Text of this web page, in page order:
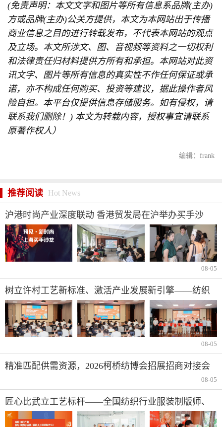
(免责声明：本文文字和图片等所有信息系品牌(主办)
方或品牌(主办)公关方提供，本文为本网站出于传播
商业信息之目的进行转载发布，不代表本网站的观点
及立场。本文所涉文、图、音视频等资料之一切权利
和法律责任归材料提供方所有和承担。本网站对此资
讯文字、图片等所有信息的真实性不作任何保证或承
诺，亦不构成任何购买、投资等建议，据此操作者风
险自担。本平台仅提供信息存储服务。如有侵权，请
联系我们删除！) 本文为转载内容，授权事宜请联系
原著作权人）
编辑：frank
推荐阅读 Hot News
沪港时尚产业深度联动 香港贸发局在沪举办买手沙
龙，推动业界交流
08-05
树立许村工艺新标准、激活产业发展新引擎——纺织
行业服装制版师/缝纫工（服装制作工）职业技能竞赛
许村选拔赛圆满收官！
08-05
精准匹配供需资源，2026柯桥纺博会招展招商对接会
08-05
匠心比武立工艺标杆——全国纺织行业服装制版师、
缝纫工技能竞赛许村选拔赛开赛